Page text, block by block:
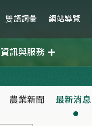
雙語詞彙 網站導覽
資訊與服務
農業新聞 最新消息